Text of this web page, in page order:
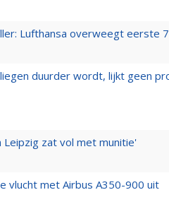
Lufthansa overweegt eerste
duurder wordt, lijkt geen
zat vol met munitie'
vlucht met Airbus A350-900 uit